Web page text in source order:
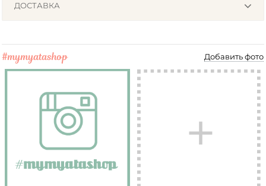
ДОСТАВКА
#mymyatashop Добавить фото